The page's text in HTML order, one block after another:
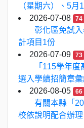
（星期六）、5月
2026-07-08
74
彰化區免試
計項目1份
2026-07-09
73
「115學年
選入學續招簡章彙
2026-08-05
66
有關本縣「
校依說明配合辦理